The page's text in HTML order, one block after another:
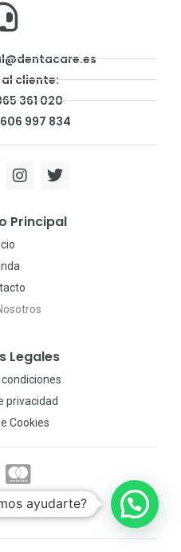
cliente:
361 020
997 834
Principal
Legales
privacidad
Cookies
ayudarte?